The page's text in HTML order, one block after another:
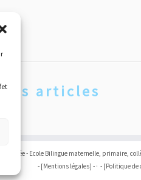
les articles
Galilée - Ecole Bilingue maternelle, primaire,
- [Mentions légales] - · - [Politique de